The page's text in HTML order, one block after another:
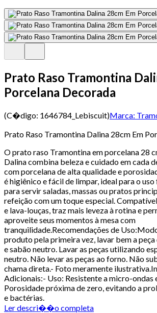
Prato Raso Tramontina
Porcelana Decorada
(C�digo: 1646784_Lebiscuit)Marca:
Prato Raso Tramontina Dalina 28cm Em
O prato raso Tramontina em porcelana 28
Dalina combina beleza e cuidado em cada
com porcelana de alta qualidade e
é higiênico e fácil de limpar, ideal para o
para servir saladas, massas ou pratos
refeição com um toque especial.
e lava-louças, traz mais leveza à rotina e
aproveite seus momentos à mesa com
tranquilidade.Recomendações de
produto pela primeira vez, lavar bem a
e sabão neutro. Lavar as peças utilizando
neutro. Não levar as peças ao forno. Não
chama direta.- Foto meramente
Adicionais:- Uso: Resistente a micro-ondas
Porosidade próxima de zero, evitando a
e bactérias.
Ler descri��o completa